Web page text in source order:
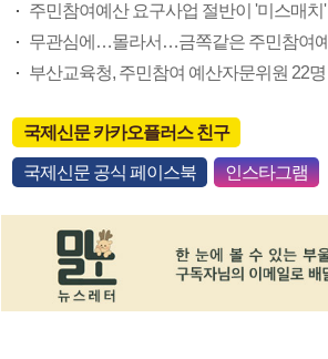
주민참여예산 요구사업 절반이 '미스매치'
무관심에…몰라서…금쪽같은 주민참여
부산교육청, 주민참여 예산자문위원 22명
국제신문 카카오플러스 친구
국제신문 공식 페이스북 인스타그램